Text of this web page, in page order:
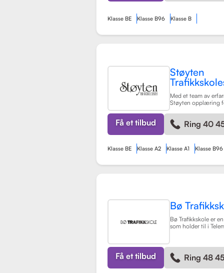
Klasse BE Klasse B96 Klasse B
Støyten
Med et team av
Støyten opplæring
personbiler, samt
trafikalt grunnkurs
Skolen er kjent for
læringsprosessen
hyggelig.
Les mer
Få et tilbud Ring 40
Klasse BE Klasse A2 Klasse A1 Klasse B96
Bø
Bø Trafikkskole er
som holder til i
opplæring for
BE, samt en rekke
grunnkurs,
lastsikring. Les mer
Få et tilbud Ring 48